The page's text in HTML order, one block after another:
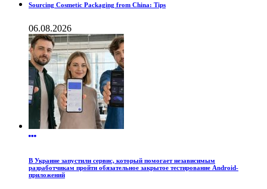
Sourcing Cosmetic Packaging from China: Tips
06.08.2026
В Украине запустили сервис, который помогает независимым
разработчикам пройти обязательное закрытое тестирование Android-
приложений